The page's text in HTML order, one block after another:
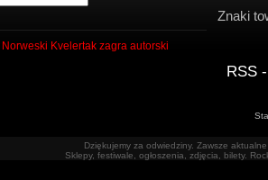
Norweski Kvelertak zagra autorski
Znaki
RSS
Dziękujemy za odwiedziny. Zawsze
Sklepy, festiwale, ogłoszenia, zdjęcia, bilety.